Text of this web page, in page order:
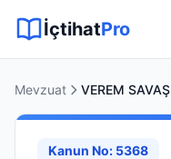
İçtihatPro
Mevzuat VEREM
Kanun No: 5368